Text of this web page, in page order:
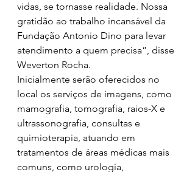
vidas, se tornasse realidade. Nossa
gratidão ao trabalho incansável da
Fundação Antonio Dino para levar
atendimento a quem precisa”, disse
Weverton Rocha.
Inicialmente serão oferecidos no
local os serviços de imagens, como
mamografia, tomografia, raios-X e
ultrassonografia, consultas e
quimioterapia, atuando em
tratamentos de áreas médicas mais
comuns, como urologia,